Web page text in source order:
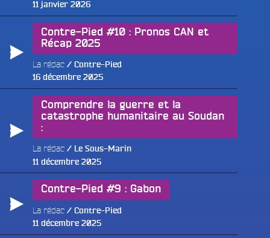
Publié
11 janvier 2026
Contre-Pied #10 : Pronos CAN et
Récap 2025
La rédac
Contre-Pied
Publié
16 décembre 2025
Comprendre la guerre et la
catastrophe humanitaire au Soudan
:
La rédac
Le Sous-Marin
Publié
11 décembre 2025
Contre-Pied #9 : Gabon
La rédac
Contre-Pied
Publié
11 décembre 2025